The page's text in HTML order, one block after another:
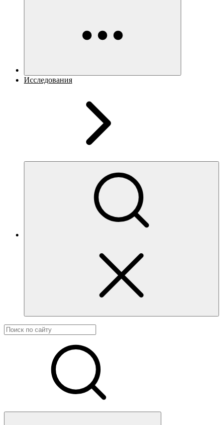
Исследования